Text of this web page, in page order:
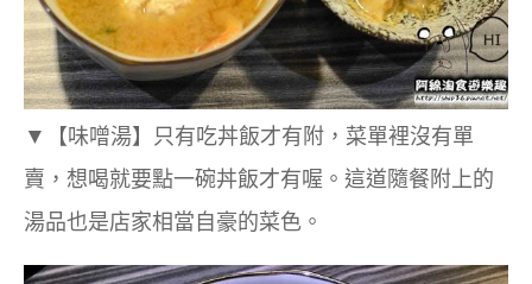
▼
【味噌湯】只有吃丼飯才有附，菜單裡沒有單
賣，想喝就要點一碗丼飯才有喔。這道隨餐附上的
湯品也是店家相當自豪的菜色。